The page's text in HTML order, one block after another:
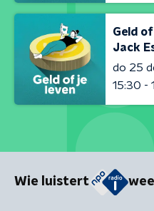
Geld
Jack
do 25
15:30 -
Wie luistert